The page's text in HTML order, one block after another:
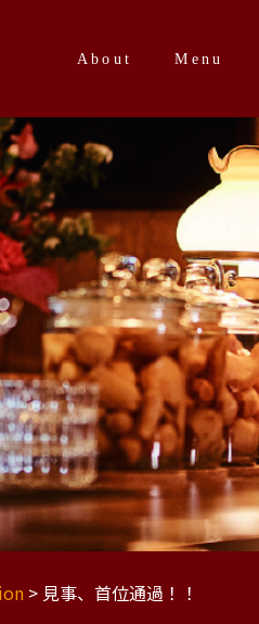
About Menu
> 見事、首位通過！！